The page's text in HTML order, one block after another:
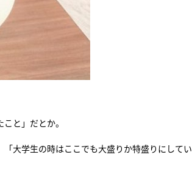
と」だとか。
大学生の時はここでも大盛りか特盛りにしてい